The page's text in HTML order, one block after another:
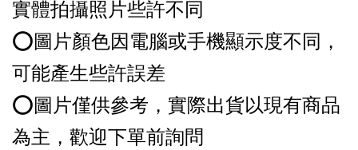
實體拍攝照片些許不同
⭕️圖片顏色因電腦或手機顯示度不同，
可能產生些許誤差
⭕️圖片僅供參考，實際出貨以現有商品
為主，歡迎下單前詢問